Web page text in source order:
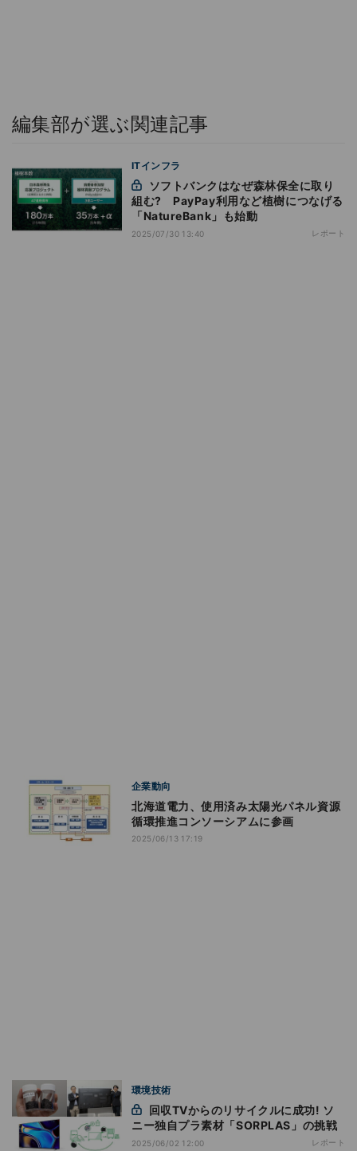
編集部が選ぶ関連記事
ITインフラ
組む? PayPay利用など植樹につなげる
「NatureBank」も始動
2025/07/30 13:40 レポート
企業動向
北海道電力、使用済み太陽光パネル資源
循環推進コンソーシアムに参画
2025/06/13 17:19
環境技術
ニー独自プラ素材「SORPLAS」の挑戦
2025/06/02 12:00 レポート